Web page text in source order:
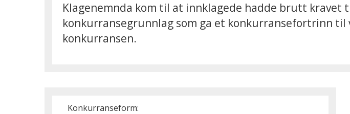
Klagenemnda kom til at innklagede hadde brutt kravet
konkurransegrunnlag som ga et konkurransefortrinn
konkurransen.
Konkurranseform: